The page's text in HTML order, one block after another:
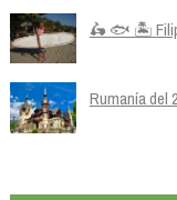
🛵 🐟 🏝️
Rumanía del